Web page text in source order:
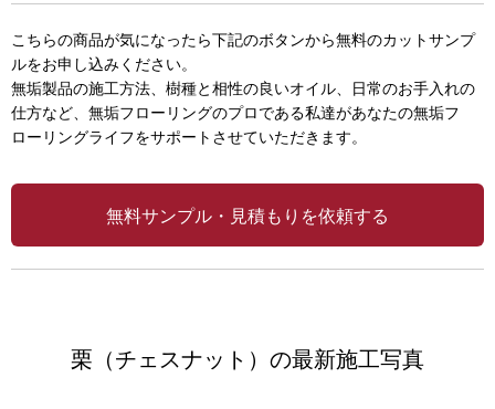
こちらの商品が気になったら下記のボタンから無料のカットサンプ
ルをお申し込みください。
無垢製品の施工方法、樹種と相性の良いオイル、日常のお手入れの
仕方など、無垢フローリングのプロである私達があなたの無垢フ
ローリングライフをサポートさせていただきます。
無料サンプル・見積もりを依頼する
栗（チェスナット）の最新施工写真